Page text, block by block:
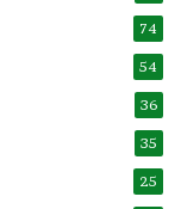
74
54
36
35
25